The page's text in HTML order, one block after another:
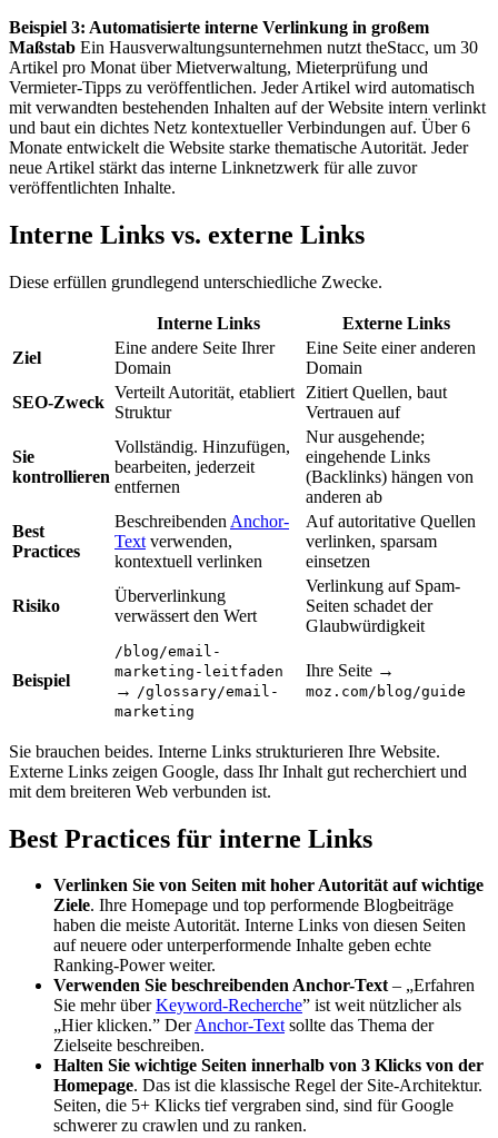
Beispiel 3: Automatisierte interne Verlinkung in großem
Maßstab Ein Hausverwaltungsunternehmen nutzt theStacc, um 30
Artikel pro Monat über Mietverwaltung, Mieterprüfung und
Vermieter-Tipps zu veröffentlichen. Jeder Artikel wird automatisch
mit verwandten bestehenden Inhalten auf der Website intern verlinkt
und baut ein dichtes Netz kontextueller Verbindungen auf. Über 6
Monate entwickelt die Website starke thematische Autorität. Jeder
neue Artikel stärkt das interne Linknetzwerk für alle zuvor
veröffentlichten Inhalte.
Interne Links vs. externe Links
Diese erfüllen grundlegend unterschiedliche Zwecke.
Interne Links
Externe Links
Ziel
Eine andere Seite Ihrer
Domain
Eine Seite einer anderen
Domain
SEO-Zweck
Verteilt Autorität, etabliert
Struktur
Zitiert Quellen, baut
Vertrauen auf
Sie
kontrollieren
Vollständig. Hinzufügen,
bearbeiten, jederzeit
entfernen
Nur ausgehende;
eingehende Links
(Backlinks) hängen von
anderen ab
Best
Practices
Beschreibenden Anchor-
Text verwenden,
kontextuell verlinken
Auf autoritative Quellen
verlinken, sparsam
einsetzen
Risiko
Überverlinkung
verwässert den Wert
Verlinkung auf Spam-
Seiten schadet der
Glaubwürdigkeit
Beispiel
/blog/email-
marketing-leitfaden
→ /glossary/email-
marketing
Ihre Seite →
moz.com/blog/guide
Sie brauchen beides. Interne Links strukturieren Ihre Website.
Externe Links zeigen Google, dass Ihr Inhalt gut recherchiert und
mit dem breiteren Web verbunden ist.
Best Practices für interne Links
Verlinken Sie von Seiten mit hoher Autorität auf wichtige
Ziele. Ihre Homepage und top performende Blogbeiträge
haben die meiste Autorität. Interne Links von diesen Seiten
auf neuere oder unterperformende Inhalte geben echte
Ranking-Power weiter.
Verwenden Sie beschreibenden Anchor-Text– „Erfahren
Sie mehr überKeyword-Recherche” ist weit nützlicher als
„Hier klicken.” DerAnchor-Textsollte das Thema der
Zielseite beschreiben.
Halten Sie wichtige Seiten innerhalb von 3 Klicks von der
Homepage. Das ist die klassische Regel der Site-Architektur.
Seiten, die 5+ Klicks tief vergraben sind, sind für Google
schwerer zu crawlen und zu ranken.